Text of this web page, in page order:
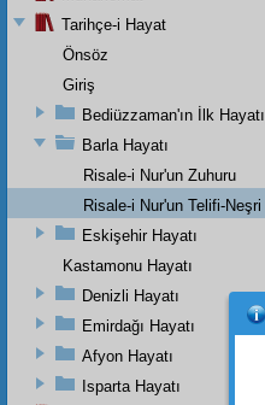
Tarihçe-i Hayat
Önsöz
Giriş
Bediüzzaman'ın İlk Hayatı
Barla Hayatı
Risale-i Nur'un Zuhuru
Risale-i Nur'un Telifi-Neşri
Eskişehir Hayatı
Kastamonu Hayatı
Denizli Hayatı
Emirdağı Hayatı
Afyon Hayatı
Isparta Hayatı